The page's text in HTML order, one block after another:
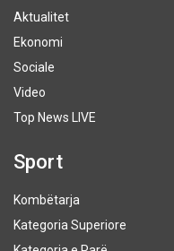
Aktualitet
Ekonomi
Sociale
Video
Top News LIVE
Sport
Kombëtarja
Kategoria Superiore